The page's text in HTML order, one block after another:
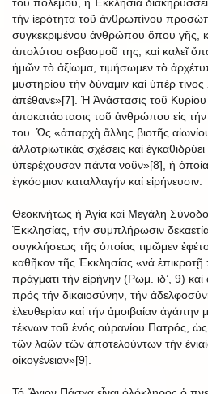
τήν ἱερότητα τοῦ ἀνθρωπίνου
συγκεκριμένου ἀνθρώπου ὅπου γῆς,
ἀπολύτου σεβασμοῦ της, καί καλεῖ
ἡμῶν τὸ ἀξίωμα, τιμήσωμεν τὸ
μυστηρίου τὴν δύναμιν καὶ ὑπὲρ τίνος
ἀπέθανε»[7]. Ἡ Ἀνάστασις τοῦ Κυρίου
ἀποκατάστασις τοῦ ἀνθρώπου εἰς τήν
του. Ὡς «ἀπαρχὴ ἄλλης βιοτῆς
ἀλλοτριωτικάς σχέσεις καί
ὑπερέχουσαν πάντα νοῦν»[8], ἡ ὁποία
ἐγκόσμιον καταλλαγήν καί εἰρήνευσιν.
Θεοκινήτως ἡ Ἁγία καί Μεγάλη
Ἐκκλησίας, τήν συμπλήρωσιν
συγκλήσεως τῆς ὁποίας τιμῶμεν
καθῆκον τῆς Ἐκκλησίας «νά ἐπικροτῇ
πράγματι τήν εἰρήνην (Ρωμ. ιδ’, 9) καί
πρός τήν δικαιοσύνην, τήν
ἐλευθερίαν καί τήν ἀμοιβαίαν
τέκνων τοῦ ἑνός οὐρανίου Πατρός,
τῶν λαῶν τῶν ἀποτελούντων τήν
οἰκογένειαν»[9].